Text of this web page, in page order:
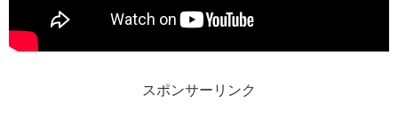
スポンサーリンク